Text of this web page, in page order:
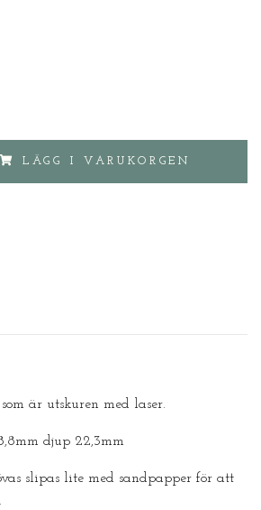
LÄGG I VARUKORGEN
är utskuren med laser.
djup 22,3mm
slipas lite med sandpapper för att